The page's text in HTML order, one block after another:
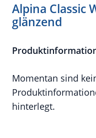
Alpina Classic
glänzend
Momentan sind
hinterlegt.